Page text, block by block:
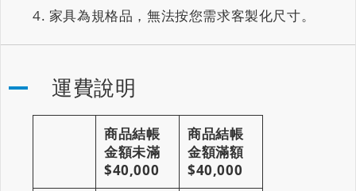
家具為規格品，無法按您需求客製化尺寸。
運費說明
商品結帳
金額未滿
$40,000
商品結帳
金額滿額
$40,000